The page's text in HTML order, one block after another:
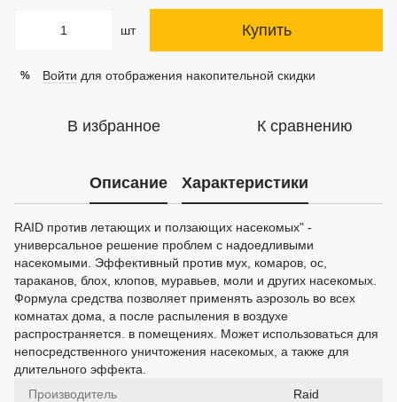
шт Купить
% Войти для отображения накопительной скидки
В избранное К сравнению
Описание Характеристики
RAID против летающих и ползающих насекомых" -
универсальное решение проблем с надоедливыми
насекомыми. Эффективный против мух, комаров, ос,
тараканов, блох, клопов, муравьев, моли и других насекомых.
Формула средства позволяет применять аэрозоль во всех
комнатах дома, а после распыления в воздухе
распространяется. в помещениях. Может использоваться для
непосредственного уничтожения насекомых, а также для
длительного эффекта.
Производитель
Raid